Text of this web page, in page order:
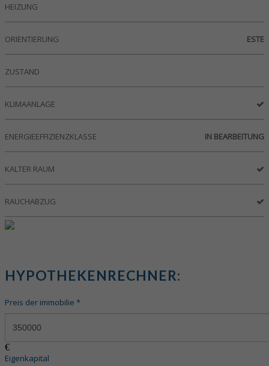
HEIZUNG
ORIENTIERUNG ESTE
ZUSTAND
KLIMAANLAGE
ENERGIEEFFIZIENZKLASSE IN BEARBEITUNG
KALTER RAUM
RAUCHABZUG
HYPOTHEKENRECHNER:
Preis der immobilie *
€
Eigenkapital